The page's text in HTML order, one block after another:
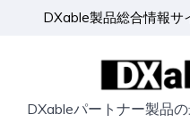
DXable製品総合情報サ
DXableパートナー製品